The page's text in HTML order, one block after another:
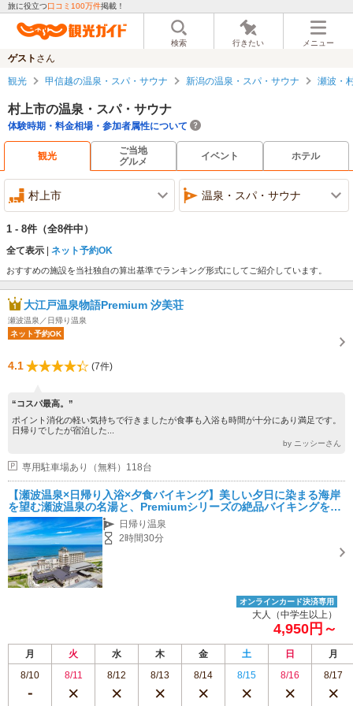
旅に役立つ口コミ100万件掲載！
検索 行きたい メニュー
ゲスト さん
観光 甲信越の温泉・スパ・サウナ 新潟の温泉・スパ・サウナ 瀬波・
村上市の温泉・スパ・サウナ
体験時期・料金相場・参加者属性について
観光
ご当地
グルメ
イベント ホテル
村上市 温泉・スパ・サウナ
1 - 8件 （全8件中）
全て表示 ネット予約OK
おすすめの施設を当社独自の算出基準でランキング形式にしてご紹介しています。
大江戸温泉物語Premium 汐美荘
瀬波温泉／日帰り温泉
ネット予約OK
4.1 (7件)
“コスパ最高。”
ポイント消化の軽い気持ちで行きましたが食事も入浴も時間が十分にあり満足です。
日帰りでしたが宿泊した...
by ニッシーさん
専用駐車場あり（無料）118台
【瀬波温泉×日帰り入浴×夕食バイキング】美しい夕日に染まる海岸
を望む瀬波温泉の名湯と、Premiumシリーズの絶品バイキングをご
堪能ください♪
日帰り温泉
2時間30分
オンラインカード決済専用
大人（中学生以上）
4,950円～
月 火 水 木 金 土 日
月
8/10
8/11 8/12 8/13 8/14 8/15 8/16 8/17